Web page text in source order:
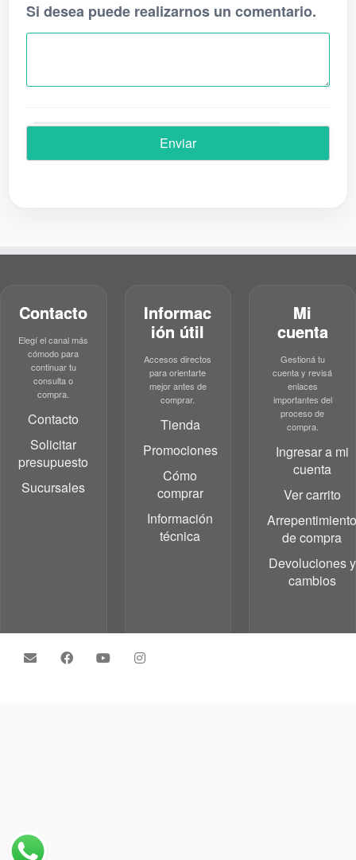
Si desea puede realizarnos un comentario.
Contacto
Elegí el canal más
cómodo para
continuar tu
consulta o
compra.
Contacto
Solicitar
presupuesto
Sucursales
Informac
ión útil
Accesos directos
para orientarte
mejor antes de
comprar.
Tienda
Promociones
Cómo
comprar
Información
técnica
Mi
cuenta
Gestioná tu
cuenta y revisá
enlaces
importantes del
proceso de
compra.
Ingresar a mi
cuenta
Ver carrito
de compra
Devoluciones y
cambios